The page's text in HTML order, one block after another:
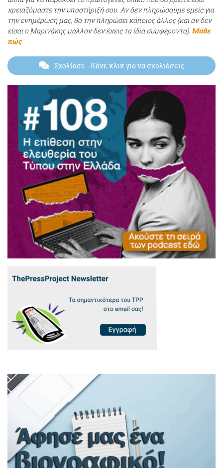
χρειαζόμαστε την υποστήριξή σου. Αν δεν πληρώσουμε εμείς για
την ενημέρωσή μας, θα την πληρώσει κάποιος άλλος (και αν δεν
είσαι ο Μαρινάκης μάλλον δεν έχεις τα ίδια συμφέροντα). Μάθε
πώς
Σχολίασε - Κάνε κλικ για να σχολιάσεις